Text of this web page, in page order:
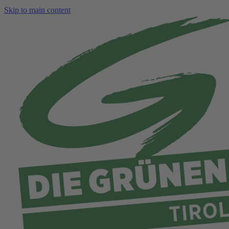
Skip to main content